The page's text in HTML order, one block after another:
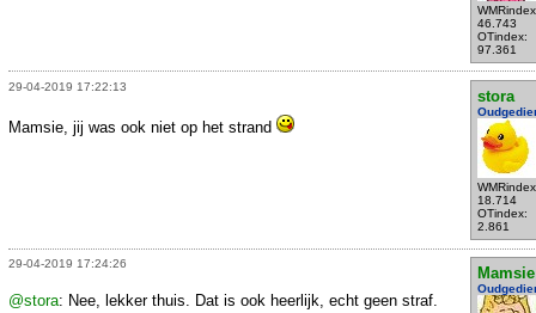
46.743
OTindex:
97.361
29-04-2019 17:22:13
stora
18.714
OTindex:
2.861
Mamsie, jij was ook niet op het strand
29-04-2019 17:24:26
Mamsie
@stora: Nee, lekker thuis. Dat is ook heerlijk, echt geen straf.